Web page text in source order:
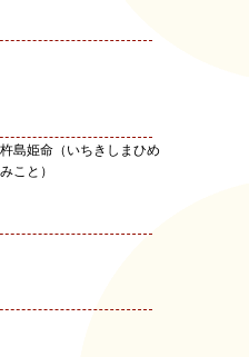
島姫命（いちきしまひめ
こと）